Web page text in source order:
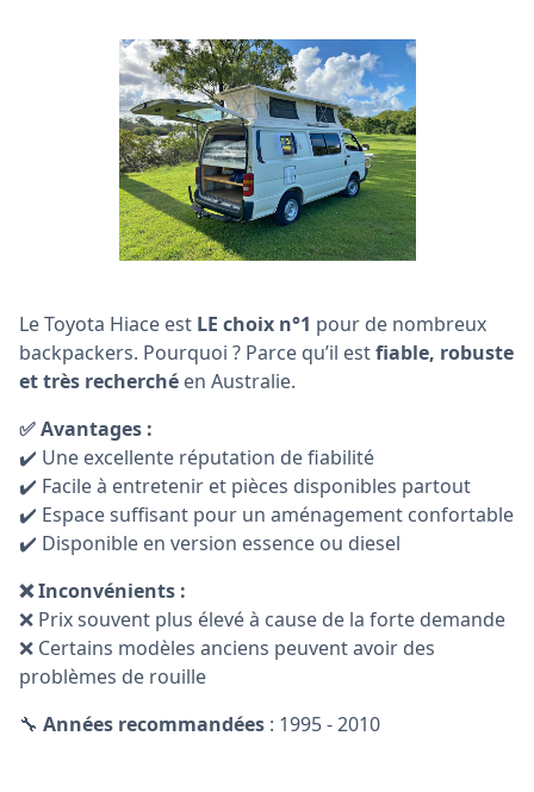
Le Toyota Hiace est LE choix n°1 pour de nombreux
backpackers. Pourquoi ? Parce qu’il estfiable, robuste
et très recherché en Australie.
✅ Avantages :
✔️ Une excellente réputation de fiabilité
✔️ Facile à entretenir et pièces disponibles partout
✔️ Espace suffisant pour un aménagement confortable
✔️ Disponible en version essence ou diesel
❌ Inconvénients :
❌ Prix souvent plus élevé à cause de la forte demande
❌ Certains modèles anciens peuvent avoir des
problèmes de rouille
🔧 Années recommandées : 1995 - 2010